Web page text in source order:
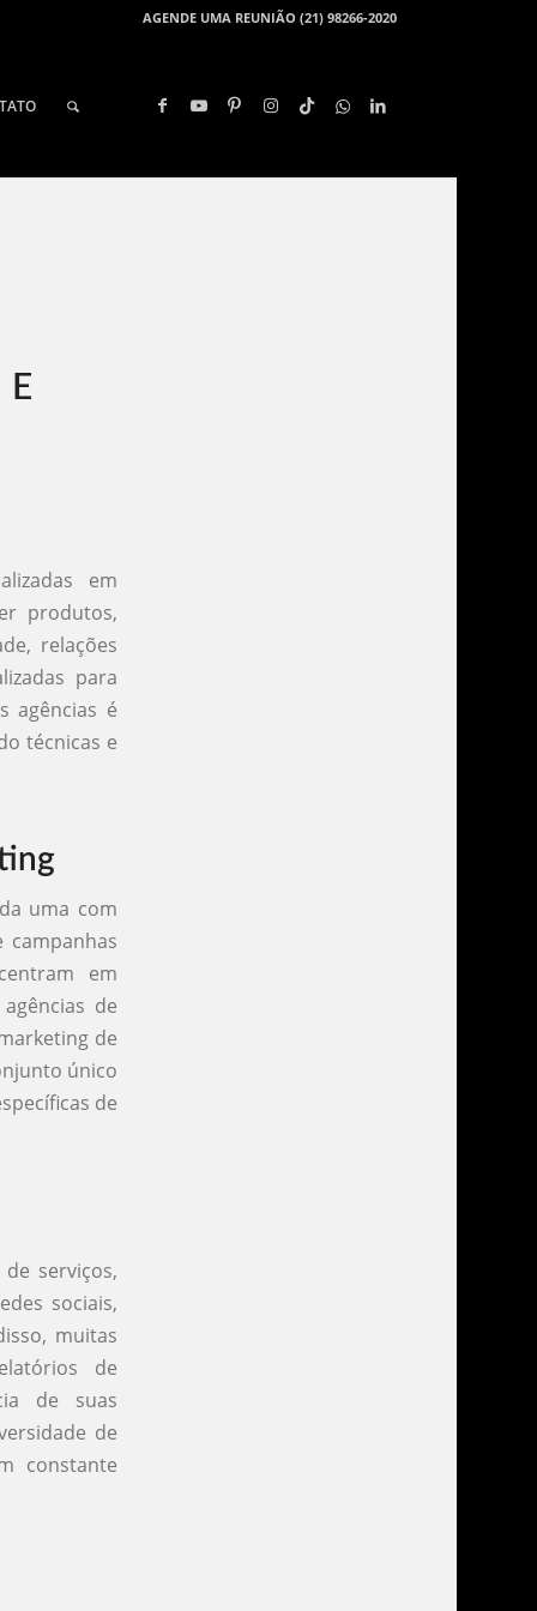
AGENDE UMA REUNIÃO (21) 98266-2020
em
produtos,
relações
para
agências é
técnicas e
uma com
campanhas
em
de
de
único
de
serviços,
sociais,
muitas
de
de suas
de
constante